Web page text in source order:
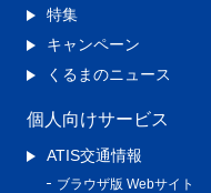
特集
キャンペーン
くるまのニュース
個人向けサービス
ATIS交通情報
ブラウザ版 Webサイト